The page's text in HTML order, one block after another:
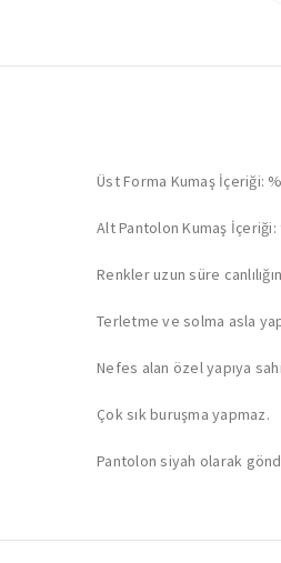
Üst Forma Kumaş İçeriği:
Alt Pantolon Kumaş
Renkler uzun süre
Terletme ve solma asla
Nefes alan özel yapıya
Çok sık buruşma yapmaz.
Pantolon siyah olarak